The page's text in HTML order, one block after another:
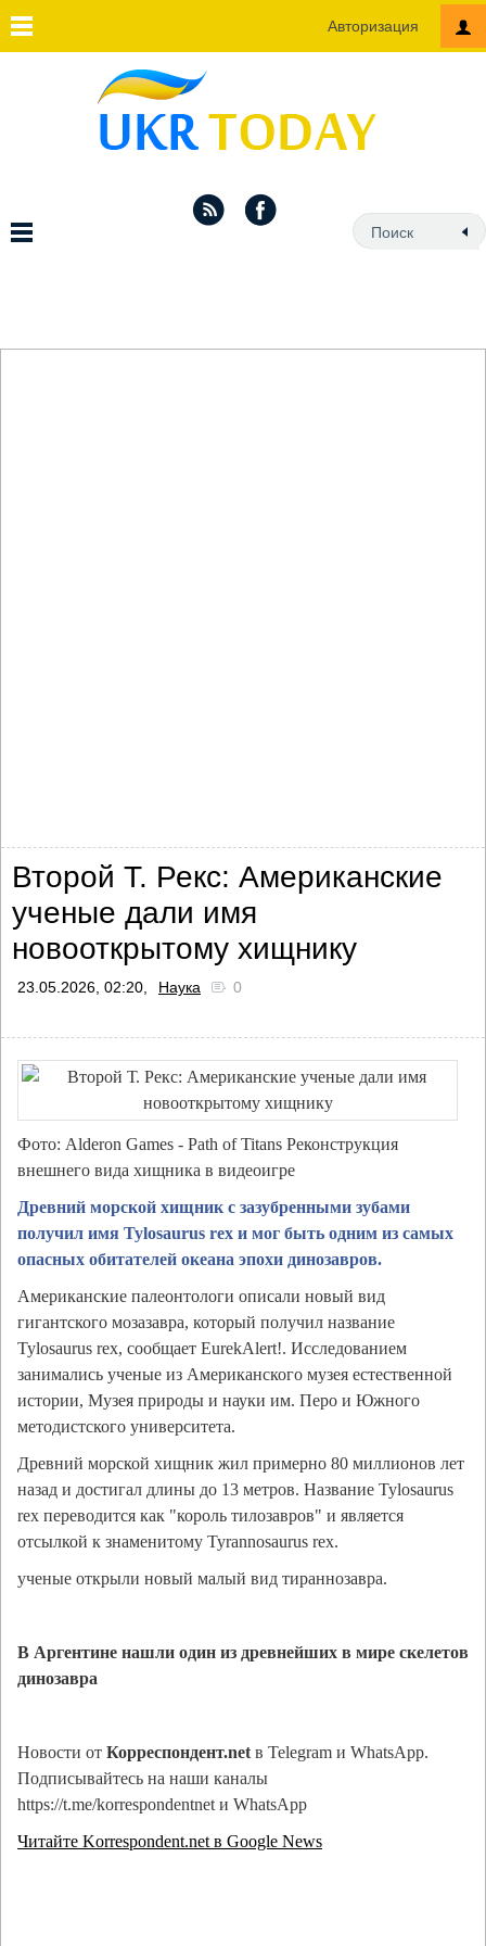
Авторизация
Второй Т. Рекс: Американские
ученые дали имя
новооткрытому хищнику
23.05.2026, 02:20, Наука 0
Фото: Alderon Games - Path of Titans Реконструкция
внешнего вида хищника в видеоигре
Древний морской хищник с зазубренными зубами
получил имя Tylosaurus rex и мог быть одним из самых
опасных обитателей океана эпохи динозавров.
Американские палеонтологи описали новый вид
гигантского мозазавра, который получил название
Tylosaurus rex, сообщает EurekAlert!. Исследованием
занимались ученые из Американского музея естественной
истории, Музея природы и науки им. Перо и Южного
методистского университета.
Древний морской хищник жил примерно 80 миллионов лет
назад и достигал длины до 13 метров. Название Tylosaurus
rex переводится как "король тилозавров" и является
отсылкой к знаменитому Tyrannosaurus rex.
ученые открыли новый малый вид тираннозавра.
В Аргентине нашли один из древнейших в мире скелетов
динозавра
Новости от Корреспондент.net в Telegram и WhatsApp.
Подписывайтесь на наши каналы
https://t.me/korrespondentnet и WhatsApp
Читайте Korrespondent.net в Google News